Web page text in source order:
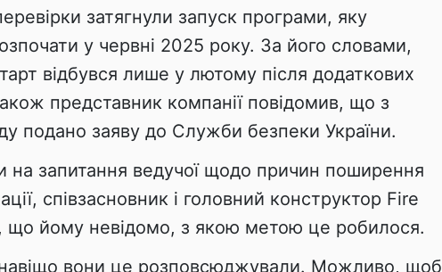
затягнули запуск програми, яку
у червні 2025 року. За його словами,
відбувся лише у лютому після додаткових
представник компанії повідомив, що з
подано заяву до Служби безпеки України.
на запитання ведучої щодо причин поширення
співзасновник і головний конструктор Fire
що йому невідомо, з якою метою це робилося.
вони це розповсюджували. Можливо, щоб